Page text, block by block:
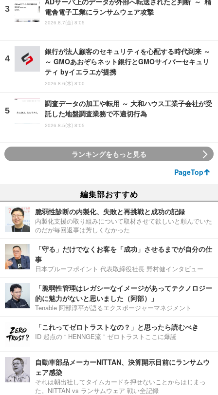
ADサーバ上のデータが外部へ転送されたと判断 ～ 精
電舎電子工業にランサムウェア攻撃
2026.8.7(金) 8:05
銀行が法人顧客のセキュリティを心配する時代到来 ～
～ GMOあおぞらネット銀行とGMOサイバーセキュリ
ティ byイエラエが提携
2026.8.6(木) 8:00
調査データの加工や転用 ～ 大和ハウス工業子会社が受
託した地盤調査業務で不適切行為
2026.8.5(水) 8:05
ランキングをもっと見る
PageTop
編集部おすすめ
脆弱性診断の内製化、失敗と再挑戦と成功の記録
内製化支援の取り組みについて取材させて欲しいと頼んでいた
のだが毎回返事は芳しくなかった
「守る」だけでなくお客を「成功」させるまでが自分の仕
事
日本プルーフポイント 代表取締役社長 野村健インタビュー
「脆弱性管理はレガシーなイメージがあってテクノロジー
的に魅力がないと思いました（阿部）」
Tenable 阿部淳平が語るエクスポージャーマネジメント
「これってゼロトラストなの？」と思ったら読むべき
ID 起点の “ HENNGE流 ” ゼロトラストここに爆誕
自動車部品メーカーNITTAN、決算開示目前にランサムウ
ェア感染
それは朝出社してタイムカードを押せないことからはじまっ
た。NITTAN vs ランサムウェア 戦い全記録